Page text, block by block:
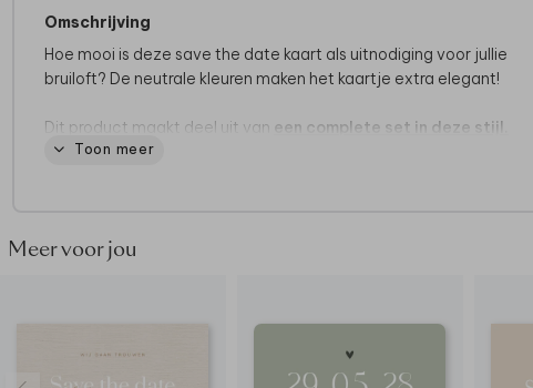
Omschrijving
Hoe mooi is deze save the date kaart als uitnodiging voor jullie
bruiloft? De neutrale kleuren maken het kaartje extra elegant!
Dit product maakt deel uit van een complete set in deze stijl.
Toon meer
Meer voor jou